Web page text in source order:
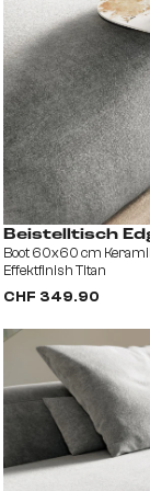
Beistelltisch
Boot 60x60 cm
Effektfinish Titan
CHF 349.90